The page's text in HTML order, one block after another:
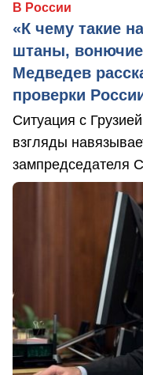
В России
«К чему такие
штаны,
Медведев
проверки
Ситуация с
взгляды
зампредседателя